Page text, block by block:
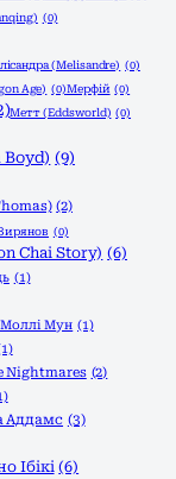
(0)
(Melisandre) (0)
Age) (0)Мерфій (0)
Метт (Eddsworld) (0)
(9)
(2)
(0)
Chai Story) (6)
(1)
Моллі Мун (1)
Nightmares (2)
Аддамс (3)
Ібікі (6)